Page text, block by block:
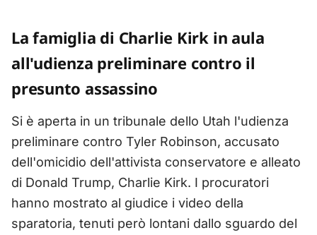
La famiglia di Charlie Kirk in aula
all'udienza preliminare contro il
presunto assassino
Si è aperta in un tribunale dello Utah l'udienza
preliminare contro Tyler Robinson, accusato
dell'omicidio dell'attivista conservatore e alleato
di Donald Trump, Charlie Kirk. I procuratori
hanno mostrato al giudice i video della
sparatoria, tenuti però lontani dallo sguardo del